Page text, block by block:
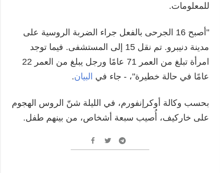
للمعلومات.
"أصبح 16 الجرحى بالفعل جراء الضربة الروسية على
مدينة دنيبرو. تم نقل 15 إلى المستشفى. فيما توجد
امرأة تبلغ من العمر 71 عامًا ورجل يبلغ من العمر 22
عامًا في حالة خطيرة"، - جاء في البيان.
بحسب وكالة أوكرإنفورم، في الليلة شنّ الروس الهجوم
على خاركيف، أُصيب سبعة أشخاص، من بينهم طفل.